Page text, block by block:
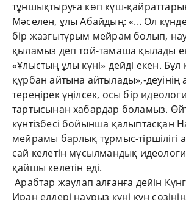
тұншықтыруға көп күш-
Мәселен, ұлы Абайдың: «... Ол
бір жазғытұрым мейрам болып,
қыламыз деп той-тамаша қылады
«Ұлыстың ұлы күні» дейді екен. Бұл
құрбан айтына айтылады»,-деуінің
тереңірек үңілсек, осы бір
тартысынан хабардар боламыз.
күнтізбесі бойынша қалыптасқан
мейрамы барлық тұрмыс-тіршілігі
сай келетін мұсылмандық
қайшы келетін еді.
Арабтар жаулап алғанға дейін
Иран елдері наурыз күні күн